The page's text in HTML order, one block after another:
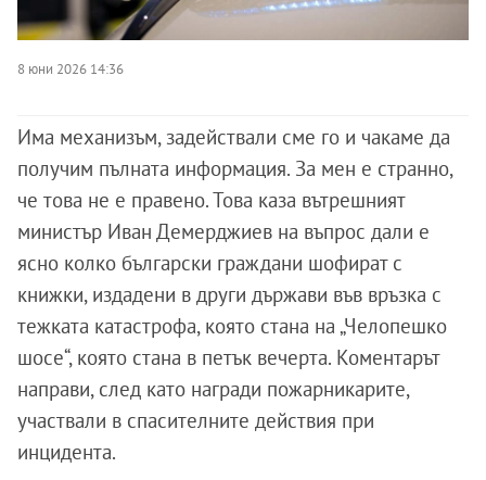
8 юни 2026 14:36
Има механизъм, задействали сме го и чакаме да
получим пълната информация. За мен е странно,
че това не е правено. Това каза вътрешният
министър Иван Демерджиев на въпрос дали е
ясно колко български граждани шофират с
книжки, издадени в други държави във връзка с
тежката катастрофа, която стана на „Челопешко
шосе“, която стана в петък вечерта. Коментарът
направи, след като награди пожарникарите,
участвали в спасителните действия при
инцидента.